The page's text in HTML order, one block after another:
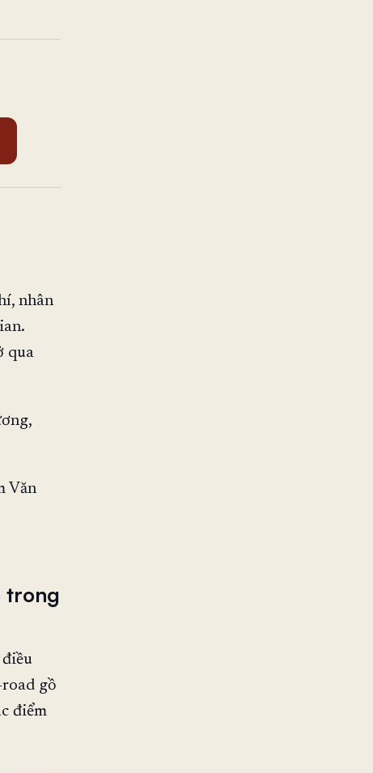
nhân
qua
Văn
trong
gồ
điểm